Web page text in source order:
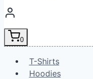
0
T-Shirts
Hoodies